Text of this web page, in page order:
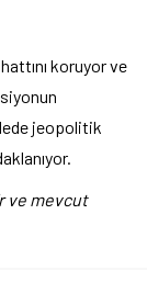
koruyor ve
jeopolitik
ve mevcut